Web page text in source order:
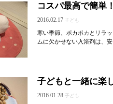
コスパ最高で簡単
2016.02.17 子ども
寒い季節、ポカポカとリラ
ムに欠かせない入浴剤は、
子どもと一緒に楽
2016.01.28 子ども